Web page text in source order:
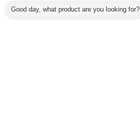
Good day, what product are you looking for?